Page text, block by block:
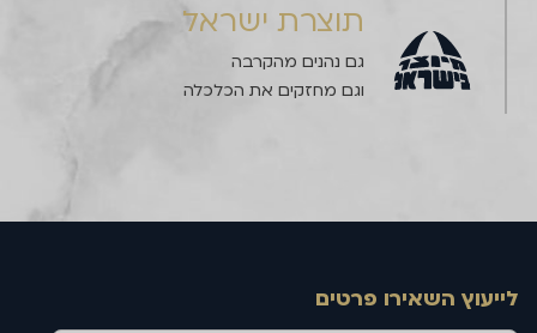
תוצרת ישראל
גם נהנים מהקרבה
וגם מחזקים את הכלכלה
לייעוץ השאירו פרטים